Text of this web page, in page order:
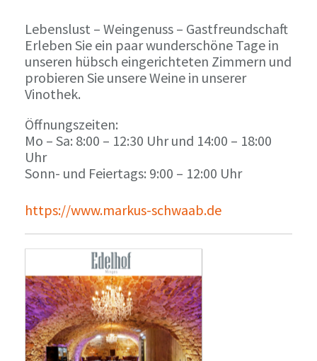
Lebenslust – Weingenuss – Gastfreundschaft
Erleben Sie ein paar wunderschöne Tage in
unseren hübsch eingerichteten Zimmern und
probieren Sie unsere Weine in unserer
Vinothek.
Öffnungszeiten:
Mo – Sa: 8:00 – 12:30 Uhr und 14:00 – 18:00
Uhr
Sonn- und Feiertags: 9:00 – 12:00 Uhr
https://www.markus-schwaab.de